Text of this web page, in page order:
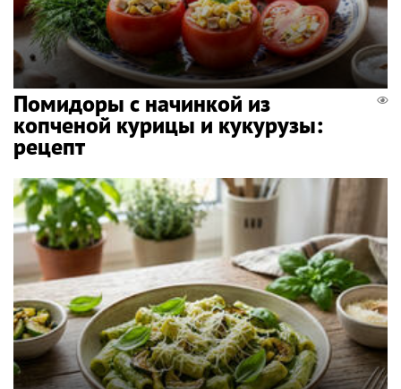
Помидоры с начинкой из
копченой курицы и кукурузы:
рецепт